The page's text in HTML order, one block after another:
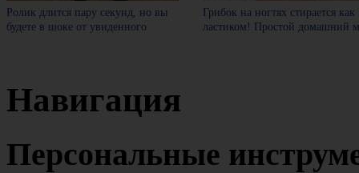
Ролик длится пару секунд, но вы
будете в шоке от увиденного
Грибок на ногтях стирается как
ластиком! Простой домашний
Навигация
Персональные